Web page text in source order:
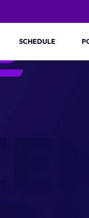
SCHEDULE